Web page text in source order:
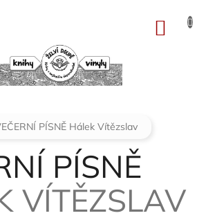
PÍSNĚ Hálek Vítězslav
PÍSNĚ
VÍTĚZSLAV